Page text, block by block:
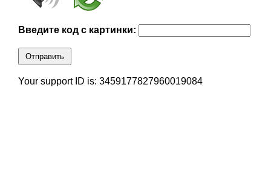
Введите код с картинки:
Отправить
Your support ID is: 3459177827960019084